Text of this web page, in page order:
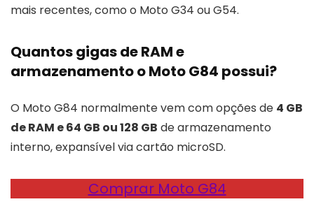
mais recentes, como o Moto G34 ou G54.
Quantos gigas de RAM e
armazenamento o Moto G84 possui?
O Moto G84 normalmente vem com opções de 4 GB
de RAM e 64 GB ou 128 GB de armazenamento
interno, expansível via cartão microSD.
Comprar Moto G84